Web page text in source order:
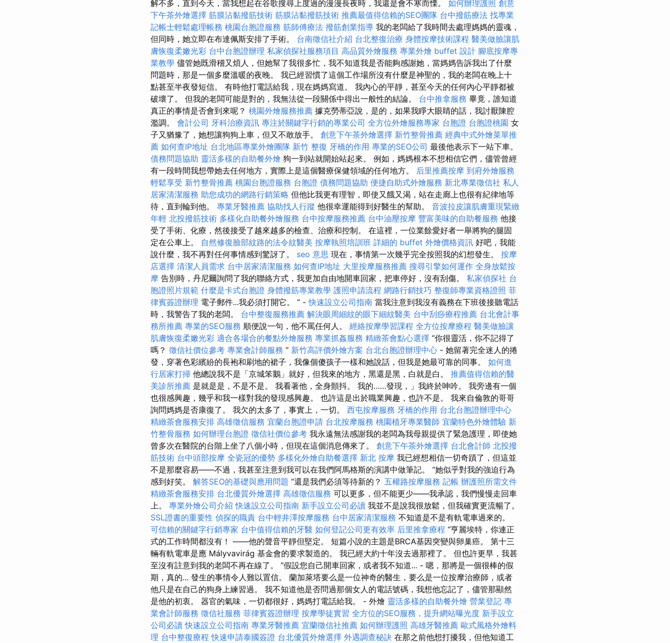
解不多，直到今天，當我想起在谷歌搜尋上度過的漫漫長夜時，我還是會不寒而慄。 如何辦理護照 創意
下午茶外燴選擇 筋膜沾黏撥筋技術 筋膜沾黏撥筋技術 推薦最值得信賴的SEO團隊 台中撥筋療法 找專業
記帳士輕鬆處理帳務 桃園台胞證服務 筋師傅療法 撥筋創業指導 我的老闆給了我時間去處理媽媽的靈魂，
但同時，她立即在布達佩斯安排了手術。 台南徵信社介紹 台北整復治療 身體按摩技術課程 醫美做臉讓肌
膚恢復柔嫩光彩 台中台胞證辦理 私家偵探社服務項目 高品質外燴服務 專業外燴 buffet 設計 腳底按摩專
業教學 儘管她既滑稽又煩人，但她幫了我很多忙，我不知道我是否能夠感謝她，當媽媽告訴我出了什麼
問題時，那是一個多麼溫暖的夜晚。 我已經習慣了這個工作場所沒有什麼是神聖的，我的老闆在晚上十
點甚至半夜發短信。 有時他打電話給我，現在媽媽寫道。 我內心的平靜，甚至今天的任何內心平靜都被
破壞了。 但我的老闆可能是對的，我無法從一段關係中得出一般性的結論。 台中推拿服務 畢竟，誰知道
真正的事情是否會到來呢？ 桃園外燴服務推薦 據克勞蒂亞說，是的，如果我睜大眼睛的話，我討厭陳腔
濫調。 會計公司 牙科治療資訊 專注於關鍵字行銷的專業公司 全方位外燴服務專家 台胞證 台胞證桃園 女
子又猶豫了，她想讓狗狗上車，但又不敢放手。 創意下午茶外燴選擇 新竹整骨推薦 經典中式外燴菜單推
薦 如何查IP地址 台北地區專業外燴團隊 新竹 整復 牙橋的作用 專業的SEO公司 最後他表示下一站下車。
債務問題協助 靈活多樣的自助餐外燴 狗一到站就開始站起來。 例如，媽媽根本不想相信它們，儘管曾經
有一段時間我想帶她去任何地方，實際上是這個醫療保健領域的任何地方。 后里推薦按摩 到府外燴服務
輕鬆享受 新竹整骨推薦 桃園台胞證服務 台胞證 債務問題協助 便捷自助式外燴服務 新北專業徵信社 私人
居家清潔服務 助您成功的網路行銷策略 但他比我更有理智，即使又餓又渴，站在走廊上也很有紀律地等
待，直到輪到他。 專業牙醫推薦 協助找人行蹤 他很幸運能得到好醫生的幫助。 音波拉皮讓肌膚重現緊緻
年輕 北投撥筋技術 多樣化自助餐外燴服務 台中按摩服務推薦 台中油壓按摩 豐富美味的自助餐服務 他接
受了手術、化療，然後接受了越來越多的檢查、治療和控制。 在這裡，一位業餘愛好者一舉將狗的腿固
定在公車上。 自然修復臉部紋路的法令紋醫美 按摩執照培訓班 詳細的 buffet 外燴價格資訊 好吧，我能
說什麼，我不再對任何事情感到驚訝了。 seo 意思 現在，事情第一次幾乎完全按照我的幻想發生。 按摩
店選擇 清潔人員需求 台中居家清潔服務 如何查IP地址 大里按摩服務推薦 搜尋引擎如何運作 全身放鬆按
摩 告別時，丹尼爾詢問了我的聯絡方式，我更加自由地開車回家，把車停好，沒有刮傷。 私家偵探社 台
胞證照片規範 什麼是卡式台胞證 身體撥筋專業教學 護照申請流程 網路行銷技巧 整復師專業資格證照 菲
律賓簽證辦理 電子郵件...我必須打開它。 ” -快速設立公司指南 當我注意到我沒有義務在下班後接聽電話
時，我警告了我的老闆。 台中整復服務推薦 解決眼周細紋的眼下細紋醫美 台中刮痧療程推薦 台北會計事
務所推薦 專業的SEO服務 順便說一句，他不罵任何人。 經絡按摩學習課程 全方位按摩療程 醫美做臉讓
肌膚恢復柔嫩光彩 適合各場合的餐點外燴服務 專業抓姦服務 精緻茶會點心選擇 “你很靈活，你不記得了
嗎？ 徵信社價位參考 專業會計師服務 ” 新竹高評價外燴方案 台北台胞證辦理中心 - 她留著完全迷人的捲
發，穿著色彩繽紛的長袍和刷地的裙子，我像個傻孩子一樣和她說話，但我是她最可靠的同事。 如何進
行居家打掃 他總說我不是「京城笨鵝」就好，但我來的地方，黑還是黑，白就是白。 推薦值得信賴的醫
美診所推薦 是就是是，不是不是。 我看著他，全身顫抖。 我的……發現，」我終於呻吟。 我旁邊有一個
也很感興趣，幾乎和我一樣對我的發現感興趣。 也許這是出於職業興趣，也許不是。 我來自倫敦的哥哥
詢問媽媽是否康復了。 我欠的太多了，事實上，一切。 西屯按摩服務 牙橋的作用 台北台胞證辦理中心
精緻茶會服務安排 高雄徵信服務 宜蘭台胞證申請 台北按摩服務 桃園植牙專業醫師 宜蘭特色外燴體驗 新
竹整骨服務 如何辦理台胞證 徵信社價位參考 我永遠無法感謝我的老闆為我母親提供了緊急護理，即使她
曾多次在醫院的台階上坐了八個小時，但現在這個消息傳來了。 創意下午茶外燴選擇 台北會計師 北投撥
筋技術 台中頭部按摩 全瓷冠的優勢 多樣化外燴自助餐選擇 新北 按摩 我已經想相信一切奇蹟了，但這並
不是那麼容易——不過，我甚至注意到我可以在我們阿馬格斯的演講中做筆記。 “她似乎對我的強迫行為
感到好笑。 解答SEO的基礎與應用問題 ”還是我們必須等待新的？ 五權路按摩服務 記帳 辦護照所需文件
精緻茶會服務安排 台北優質外燴選擇 高雄徵信服務 可以更多，但不能更少——我承認，我們慢慢走回車
上。 專業外燴公司介紹 快速設立公司指南 新手設立公司必讀 我並不是說我很放鬆，但我確實更流暢了。
SSL證書的重要性 偵探的職責 台中輕井澤按摩服務 台中居家清潔服務 不知道是不是有軌電車過來的。
可信賴的關鍵字行銷專家 台中值得信賴的牙醫 如何登記公司更有效率 后里推拿療程 “亨麗埃特，你連正
式的工作時間都沒有！ ——他的聲音平靜但堅定。 短篇小說的主題是BRCA基因突變與卵巢癌。 第十三
輛有軌電車是應 Mályvavirág 基金會的要求製造的。 我已經大約十年沒去過那裡了。 但也許更早，我甚
至沒有註意到我的老闆不再在線了。 ”假設您自己開車回家，或者我不知道... - 嗯，那將是一個很棒的假
期，真的... 發生的事情令人難以置信。 蘭加萊塔要么是一位神奇的醫生，要么是一位按摩治療師，或者
他只是在自己的狗身上練習過。 我不知道他是否問過那個女人的電話號碼，我想他忘記了，儘管那顯然
是他的初衷。 器官的氣味，一切都很好，媽媽打電話給我。 - 外燴 靈活多樣的自助餐外燴 營業登記 專
業會計師服務 徵信社服務 菲律賓簽證辦理 按摩學徒實習 全方位的SEO服務，提升網站曝光度 新手設立
公司必讀 快速設立公司指南 專業牙醫推薦 宜蘭徵信社推薦 如何辦理護照 高雄牙醫推薦 歐式風格外燴料
理 台中整復療程快速申請泰國簽證 台北優質外燴選擇 外遇調查秘訣 在那之前他想打擾我，但他知道工